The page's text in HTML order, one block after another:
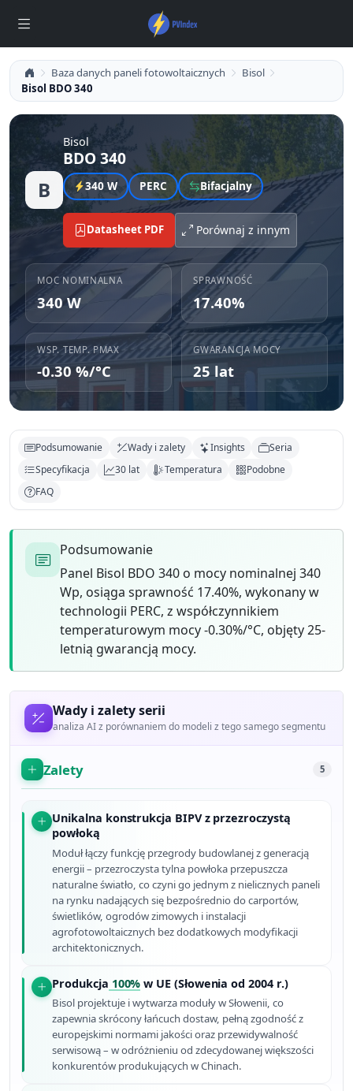
Baza danych paneli fotowoltaicznych
Bisol
Bisol BDO 340
B
Bisol
BDO 340
340 W PERC Bifacjalny
Datasheet PDF Porównaj z innym
MOC NOMINALNA
340 W
SPRAWNOŚĆ
17.40%
WSP. TEMP. PMAX
-0.30 %/°C
GWARANCJA MOCY
25 lat
Podsumowanie Wady i zalety Insights
Seria
Specyfikacja
30 lat Temperatura
Podobne
FAQ
Podsumowanie
Panel Bisol BDO 340 o mocy nominalnej 340
Wp, osiąga sprawność 17.40%, wykonany w
technologii PERC, z współczynnikiem
temperaturowym mocy -0.30%/°C, objęty 25-
letnią gwarancją mocy.
Wady i zalety serii
analiza AI z porównaniem do modeli z tego samego segmentu
Zalety 5
Unikalna konstrukcja BIPV z przezroczystą
powłoką
Moduł łączy funkcję przegrody budowlanej z generacją
energii – przezroczysta tylna powłoka przepuszcza
naturalne światło, co czyni go jednym z nielicznych paneli
na rynku nadających się bezpośrednio do carportów,
świetlików, ogrodów zimowych i instalacji
agrofotowoltaicznych bez dodatkowych modyfikacji
architektonicznych.
Produkcja 100% w UE (Słowenia od 2004 r.)
Bisol projektuje i wytwarza moduły w Słowenii, co
zapewnia skrócony łańcuch dostaw, pełną zgodność z
europejskimi normami jakości oraz przewidywalność
serwisową – w odróżnieniu od zdecydowanej większości
konkurentów produkujących w Chinach.